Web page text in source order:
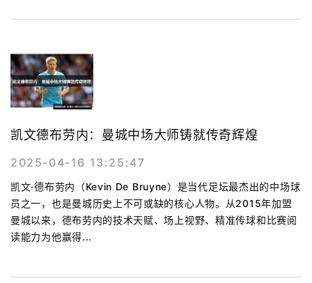
凯文德布劳内：曼城中场大师铸就传奇辉煌
2025-04-16 13:25:47
凯文·德布劳内（Kevin De Bruyne）是当代足坛最杰出的中场球
员之一，也是曼城历史上不可或缺的核心人物。从2015年加盟
曼城以来，德布劳内的技术天赋、场上视野、精准传球和比赛阅
读能力为他赢得...